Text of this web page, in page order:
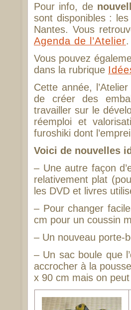
Pour info, de
sont disponibles :
Nantes. Vous
Agenda de l’Atelier.
Vous pouvez
dans la rubrique
Cette année,
de créer des
travailler sur le
réemploi et
furoshiki dont
Voici de nouvelles
– Une autre façon
relativement plat
les DVD et livres
– Pour changer
cm pour un coussin
– Un nouveau porte-
– Un sac boule que
accrocher à la
x 90 cm mais on